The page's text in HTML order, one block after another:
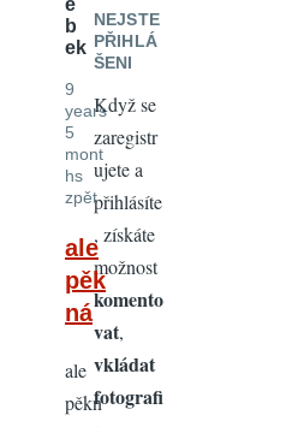
b
ek
9
years
5
mont
hs
zpět
ale
pěk
ná
ale
pěkn
NEJSTE
PŘIHLÁ
ŠENI
Když se
zaregistr
ujete a
přihlásíte
, získáte
možnost
komento
vat,
vkládat
fotografi